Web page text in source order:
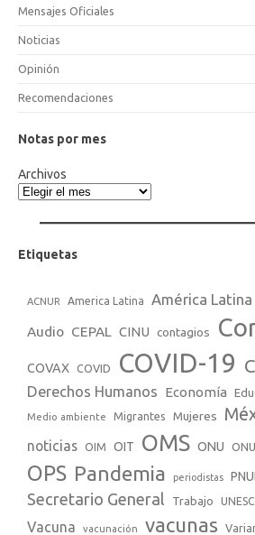
Mensajes Oficiales
Noticias
Opinión
Recomendaciones
Notas por mes
Archivos
Etiquetas
ACNUR America Latina América Latina
Audio CEPAL CINU contagios
COVAX COVID COVID-19
Derechos Humanos Economía
Medio ambiente Migrantes Mujeres
noticias OIM OIT OMS ONU
OPS Pandemia periodistas
Secretario General Trabajo
Vacuna vacunación vacunas